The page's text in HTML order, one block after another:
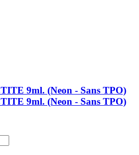
9ml. (Neon - Sans TPO)
9ml. (Neon - Sans TPO)